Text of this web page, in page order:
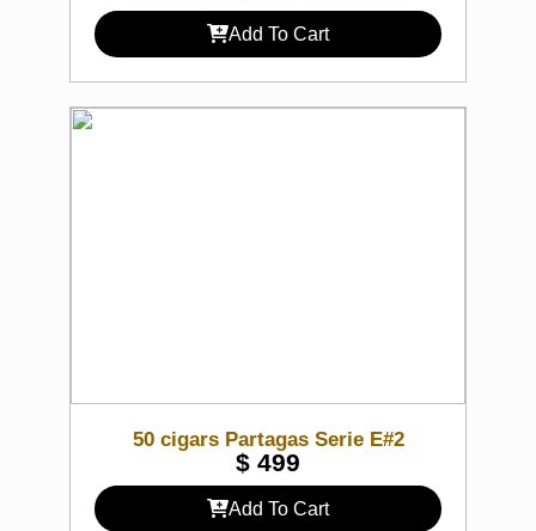
Add To Cart
50 cigars Partagas Serie E#2
$ 499
Add To Cart